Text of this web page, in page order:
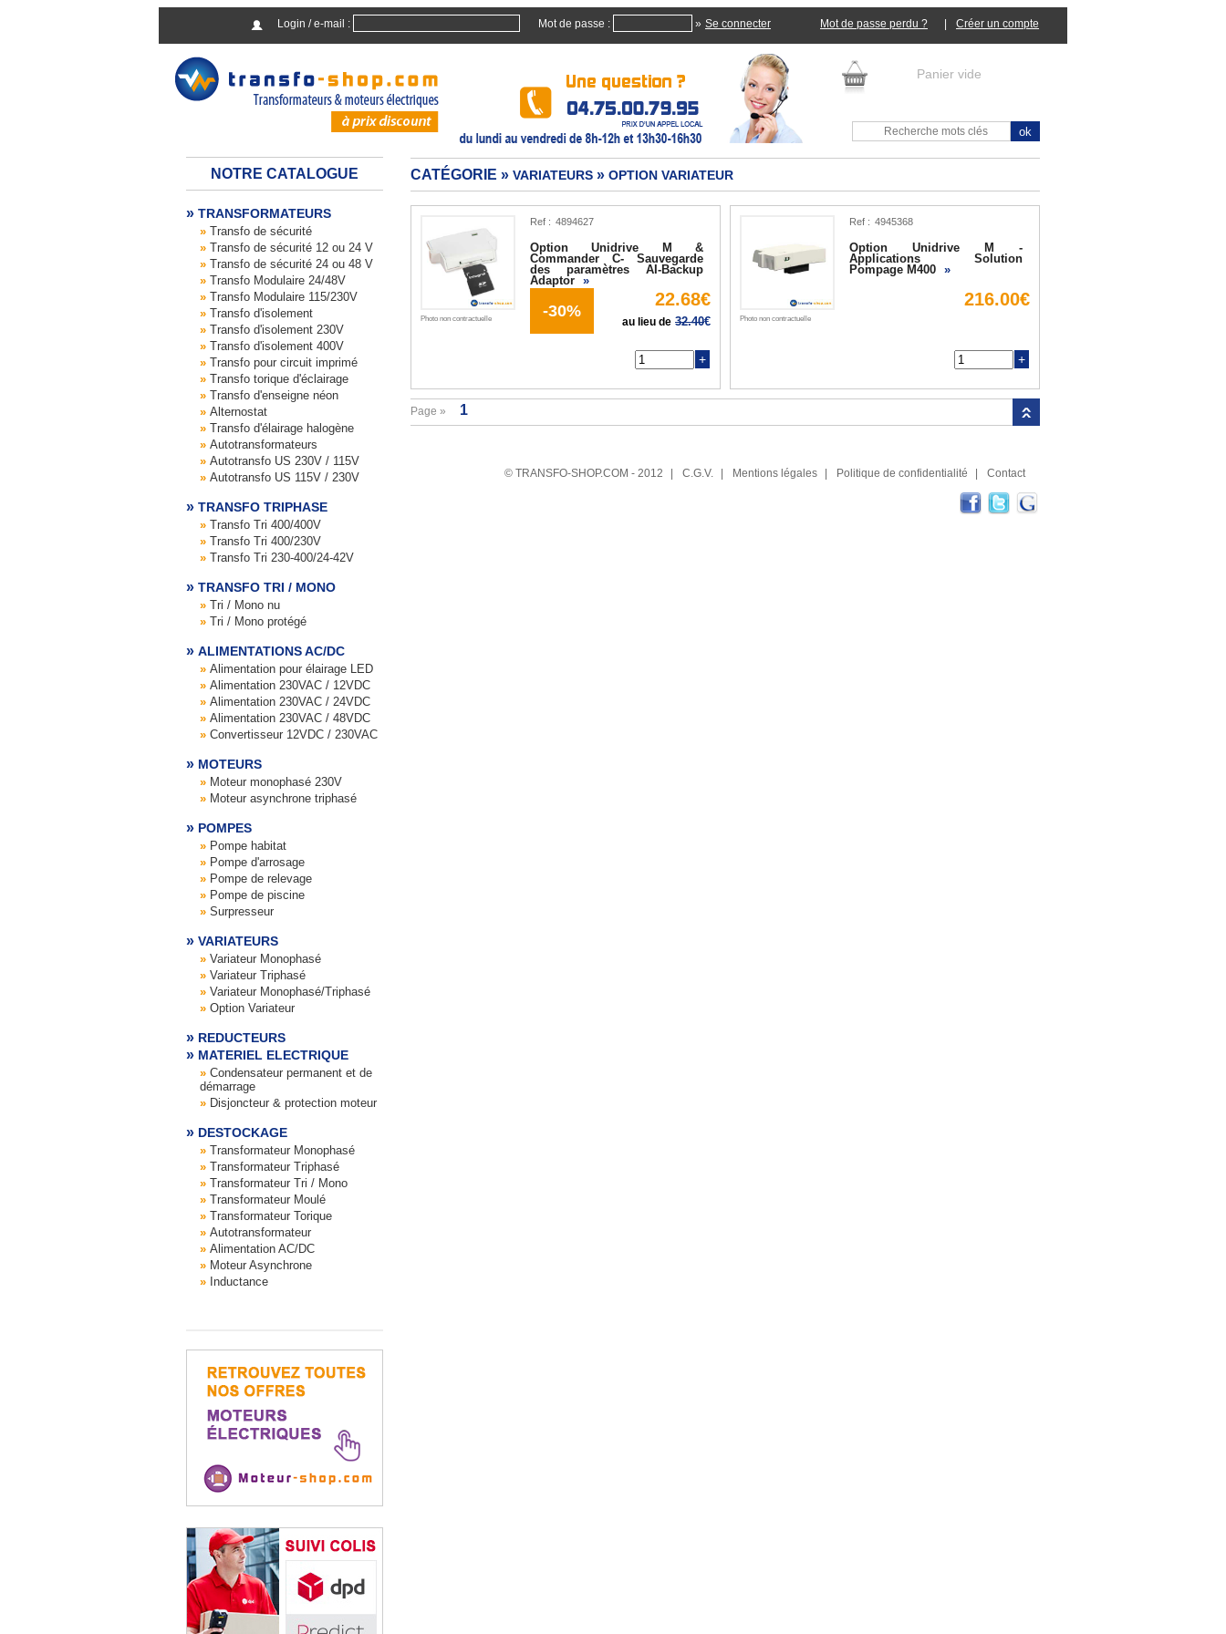
Login / e-mail : Mot de passe : » Mot de passe perdu ?
Panier vide
NOTRE CATALOGUE
TRANSFORMATEURS
Transfo de sécurité
Transfo de sécurité 12 ou 24 V
Transfo de sécurité 24 ou 48 V
Transfo Modulaire 24/48V
Transfo Modulaire 115/230V
Transfo d'isolement
Transfo d'isolement 230V
Transfo d'isolement 400V
Transfo pour circuit imprimé
Transfo torique d'éclairage
Transfo d'enseigne néon
Alternostat
Transfo d'élairage halogène
Autotransformateurs
Autotransfo US 230V / 115V
Autotransfo US 115V / 230V
TRANSFO TRIPHASE
Transfo Tri 400/400V
Transfo Tri 400/230V
Transfo Tri 230-400/24-42V
TRANSFO TRI / MONO
Tri / Mono nu
Tri / Mono protégé
ALIMENTATIONS AC/DC
Alimentation pour élairage LED
Alimentation 230VAC / 12VDC
Alimentation 230VAC / 24VDC
Alimentation 230VAC / 48VDC
Convertisseur 12VDC / 230VAC
MOTEURS
Moteur monophasé 230V
Moteur asynchrone triphasé
POMPES
Pompe habitat
Pompe d'arrosage
Pompe de relevage
Pompe de piscine
Surpresseur
VARIATEURS
Variateur Monophasé
Variateur Triphasé
Variateur Monophasé/Triphasé
Option Variateur
REDUCTEURS
MATERIEL ELECTRIQUE
Condensateur permanent et de
démarrage
Disjoncteur & protection moteur
DESTOCKAGE
Transformateur Monophasé
Transformateur Triphasé
Transformateur Tri / Mono
Transformateur Moulé
Transformateur Torique
Autotransformateur
Alimentation AC/DC
Moteur Asynchrone
Inductance
CATÉGORIE » VARIATEURS » OPTION VARIATEUR
Photo non contractuelle
Ref :
Option Unidrive M &
Commander C- Sauvegarde
des paramètres AI-Backup
Adaptor »
-30%
22.68€
au lieu de 32.40€ Photo non contractuelle
Ref :
Option Unidrive M -
Applications Solution
Pompage M400 »
216.00€
Page »
© TRANSFO-SHOP.COM - 2012 C.G.V. Mentions légales Politique de confidentialité Contact